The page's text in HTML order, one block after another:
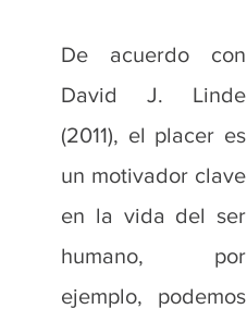
De acuerdo con
David J. Linde
(2011), el placer es
un motivador clave
en la vida del ser
humano, por
ejemplo, podemos